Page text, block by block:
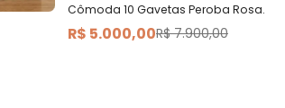
Cômoda 10 Gavetas Peroba Rosa.
R$ 5.000,00R$ 7.900,00